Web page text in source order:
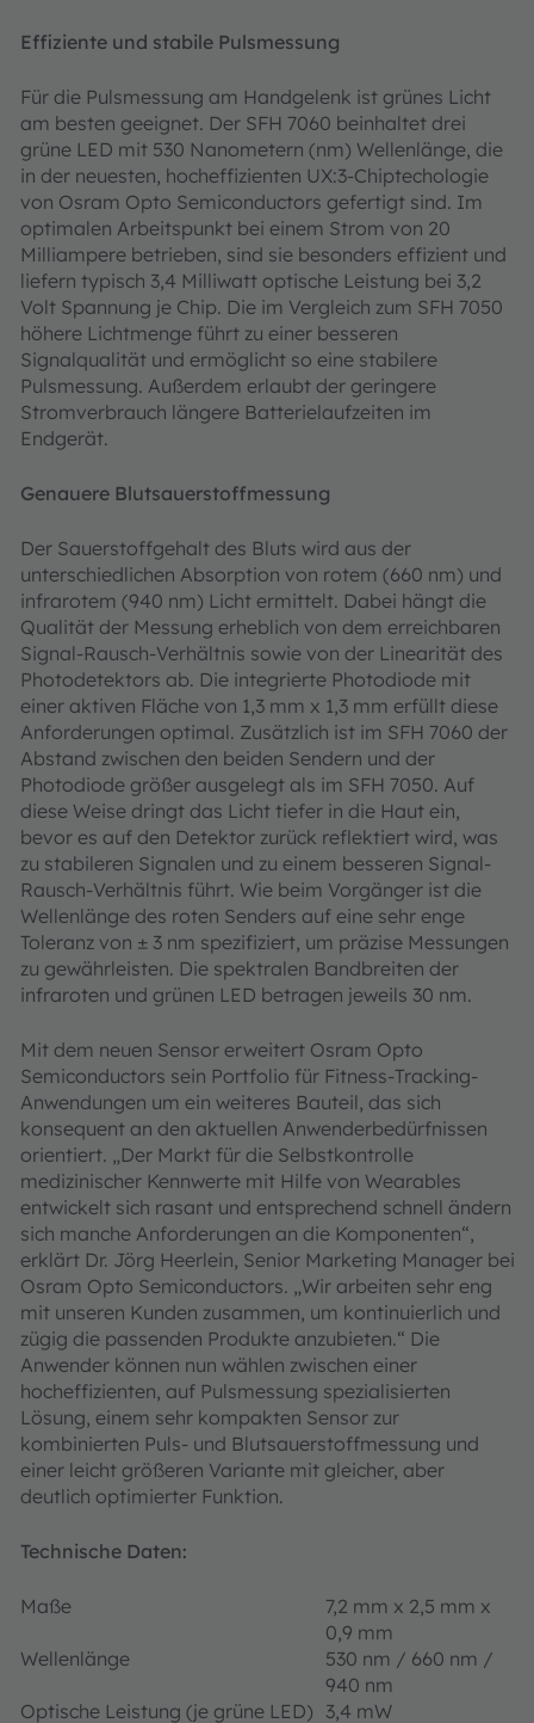
Effiziente und stabile Pulsmessung
Für die Pulsmessung am Handgelenk ist grünes Licht
am besten geeignet. Der SFH 7060 beinhaltet drei
grüne LED mit 530 Nanometern (nm) Wellenlänge, die
in der neuesten, hocheffizienten UX:3-Chiptechologie
von Osram Opto Semiconductors gefertigt sind. Im
optimalen Arbeitspunkt bei einem Strom von 20
Milliampere betrieben, sind sie besonders effizient und
liefern typisch 3,4 Milliwatt optische Leistung bei 3,2
Volt Spannung je Chip. Die im Vergleich zum SFH 7050
höhere Lichtmenge führt zu einer besseren
Signalqualität und ermöglicht so eine stabilere
Pulsmessung. Außerdem erlaubt der geringere
Stromverbrauch längere Batterielaufzeiten im
Endgerät.
Genauere Blutsauerstoffmessung
Der Sauerstoffgehalt des Bluts wird aus der
unterschiedlichen Absorption von rotem (660 nm) und
infrarotem (940 nm) Licht ermittelt. Dabei hängt die
Qualität der Messung erheblich von dem erreichbaren
Signal-Rausch-Verhältnis sowie von der Linearität des
Photodetektors ab. Die integrierte Photodiode mit
einer aktiven Fläche von 1,3 mm x 1,3 mm erfüllt diese
Anforderungen optimal. Zusätzlich ist im SFH 7060 der
Abstand zwischen den beiden Sendern und der
Photodiode größer ausgelegt als im SFH 7050. Auf
diese Weise dringt das Licht tiefer in die Haut ein,
bevor es auf den Detektor zurück reflektiert wird, was
zu stabileren Signalen und zu einem besseren Signal-
Rausch-Verhältnis führt. Wie beim Vorgänger ist die
Wellenlänge des roten Senders auf eine sehr enge
Toleranz von ± 3 nm spezifiziert, um präzise Messungen
zu gewährleisten. Die spektralen Bandbreiten der
infraroten und grünen LED betragen jeweils 30 nm.
Mit dem neuen Sensor erweitert Osram Opto
Semiconductors sein Portfolio für Fitness-Tracking-
Anwendungen um ein weiteres Bauteil, das sich
konsequent an den aktuellen Anwenderbedürfnissen
orientiert. „Der Markt für die Selbstkontrolle
medizinischer Kennwerte mit Hilfe von Wearables
entwickelt sich rasant und entsprechend schnell ändern
sich manche Anforderungen an die Komponenten“,
erklärt Dr. Jörg Heerlein, Senior Marketing Manager bei
Osram Opto Semiconductors. „Wir arbeiten sehr eng
mit unseren Kunden zusammen, um kontinuierlich und
zügig die passenden Produkte anzubieten.“ Die
Anwender können nun wählen zwischen einer
hocheffizienten, auf Pulsmessung spezialisierten
Lösung, einem sehr kompakten Sensor zur
kombinierten Puls- und Blutsauerstoffmessung und
einer leicht größeren Variante mit gleicher, aber
deutlich optimierter Funktion.
Technische Daten:
Maße
7,2 mm x 2,5 mm x
0,9 mm
Wellenlänge
530 nm / 660 nm /
940 nm
Optische Leistung (je grüne LED) 3,4 mW